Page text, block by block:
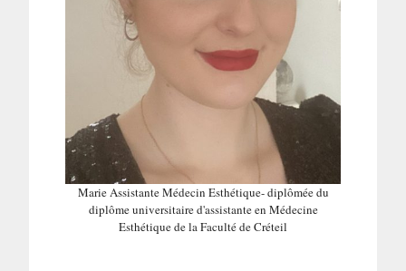
Marie Assistante Médecin Esthétique- diplômée du
diplôme universitaire d'assistante en Médecine
Esthétique de la Faculté de Créteil